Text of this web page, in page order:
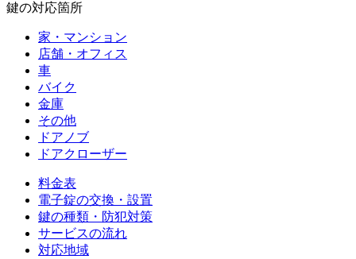
鍵の対応箇所
家・マンション
店舗・オフィス
車
バイク
金庫
その他
ドアノブ
ドアクローザー
料金表
電子錠の交換・設置
鍵の種類・防犯対策
サービスの流れ
対応地域